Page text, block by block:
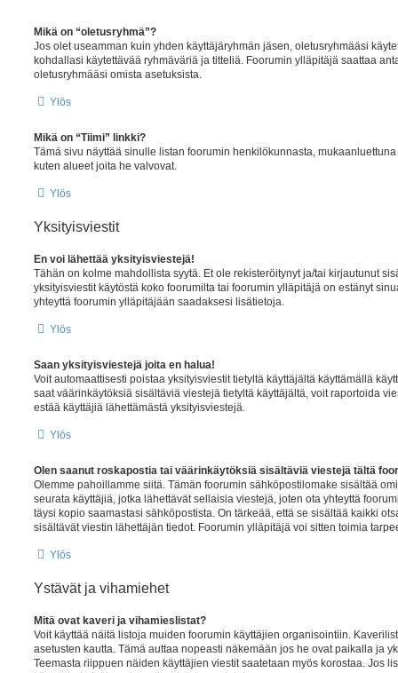
Mikä on “oletusryhmä”?
Jos olet useamman kuin yhden käyttäjäryhmän jäsen, oletusryhmääsi
kohdallasi käytettävää ryhmäväriä ja titteliä. Foorumin ylläpitäjä saattaa
oletusryhmääsi omista asetuksista.
Ylös
Mikä on “Tiimi” linkki?
Tämä sivu näyttää sinulle listan foorumin henkilökunnasta,
kuten alueet joita he valvovat.
Ylös
Yksityisviestit
En voi lähettää yksityisviestejä!
Tähän on kolme mahdollista syytä. Et ole rekisteröitynyt ja/tai kirjautunut
yksityisviestit käytöstä koko foorumilta tai foorumin ylläpitäjä on estänyt
yhteyttä foorumin ylläpitäjään saadaksesi lisätietoja.
Ylös
Saan yksityisviestejä joita en halua!
Voit automaattisesti poistaa yksityisviestit tietyltä käyttäjältä käyttämällä
saat väärinkäytöksiä sisältäviä viestejä tietyltä käyttäjältä, voit raportoida
estää käyttäjiä lähettämästä yksityisviestejä.
Ylös
Olen saanut roskapostia tai väärinkäytöksiä sisältäviä viestejä tältä
Olemme pahoillamme siitä. Tämän foorumin sähköpostilomake sisältää
seurata käyttäjiä, jotka lähettävät sellaisia viestejä, joten ota yhteyttä
täysi kopio saamastasi sähköpostista. On tärkeää, että se sisältää kaikki
sisältävät viestin lähettäjän tiedot. Foorumin ylläpitäjä voi sitten toimia
Ylös
Ystävät ja vihamiehet
Mitä ovat kaveri ja vihamieslistat?
Voit käyttää näitä listoja muiden foorumin käyttäjien organisointiin.
asetusten kautta. Tämä auttaa nopeasti näkemään jos he ovat paikalla ja
Teemasta riippuen näiden käyttäjien viestit saatetaan myös korostaa. Jos